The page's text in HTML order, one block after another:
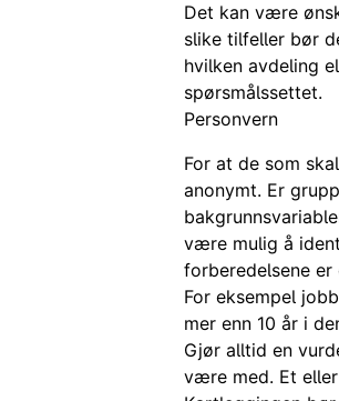
Det kan være
slike tilfeller bør
hvilken avdeling
spørsmålssettet.
Personvern
For at de som
anonymt. Er
være mulig å
forberedelsene
For eksempel
mer enn 10 år i
Gjør alltid en
være med. Et